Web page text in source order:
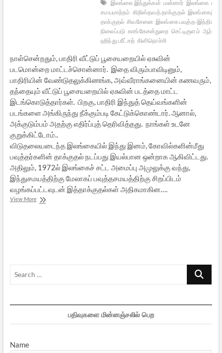
இலங்கை இந்துக்கள் மன்னார் இலங்கை
சமயமாற்றம் கிறிஸ்தவத் தாக்குதல் இலங்கைத்
தாக்குதல் சிவசேனை இலங்கை பவுத்த-இந்திய
நிலைப்படு காங்கேசன்துறை செட்டிகுளம்
ஹிந்து பரீட்சத் கிளிநொச்சி
நாள்சென்றதும், பாதிரி வீட்டுப் பூசையறையில் ஏசுவின்
படமொன்றை மாட்டச்சொன்னார். இதை விரும்பாவிடினும்,
பாதிரியின் வேண்டுதலுக்கிணங்க, அவ்வீராங்கனையின் கணவரும்,
தந்தையும் வீட்டுப் பூசையறையில் ஏசுவின் படத்தை மாட்ட
இடங்கொடுத்தார்கள். பிறகு, பாதிரி இந்துத் தெய்வங்களின்
படங்களை அங்கிருந்து நீக்கும்படி கேட்டுக்கொண்டார். ஆனால்,
அக்குடும்பம் அதற்கு எதிர்ப்புத் தெரிவித்தது. நாங்கள் உடனே
குறுக்கிட்டோம்..
விடுதலையடைந்த இலங்கையில் இந்து இனம், கோவில்களின்மீது
பவுத்தர்களின் தாக்குதல் நடப்பது இயல்பான ஒன்றாக ஆகிவிட்டது.
அதிலும், 1972ல் இலங்கைச் சட்ட அமைப்பு அமுலுக்கு வந்து,
இந்துசமயத்திற்கு மேலாகப் பவுத்தசமயத்திற்கு சிறப்பிடம்
வழங்கப்பட்டவுடன் இத்தாக்குதல்கள் அதிகமாகின….
View Moreஇலங்கை
Search
பதிவுகளை மின்னஞ்சலில் பெற
Name